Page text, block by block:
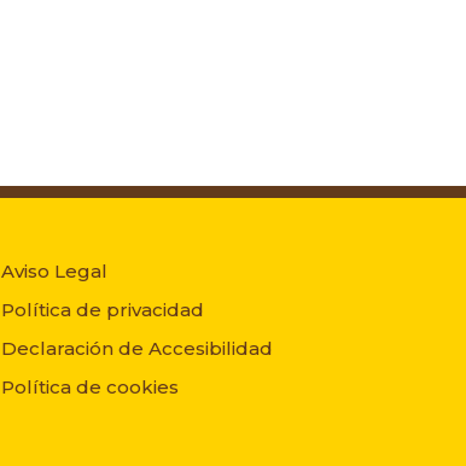
Aviso Legal
Política de privacidad
Declaración de Accesibilidad
Política de cookies